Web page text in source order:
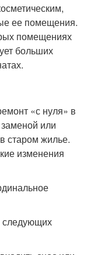
ее помещения.
помещениях
больших
«с нуля» в
или
старом жилье.
изменения
следующих